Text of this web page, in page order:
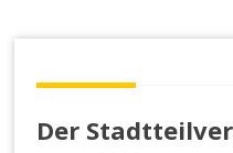
Der